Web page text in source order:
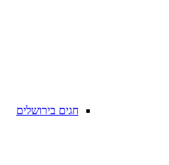
חגים בירושלים